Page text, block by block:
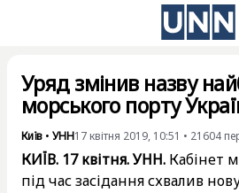
Уряд змінив назву
морського порту
Київ • УНН17 квітня 2019, 10:51 • 21604
КИЇВ. 17 квітня. УНН. Кабінет
під час засідання схвалив